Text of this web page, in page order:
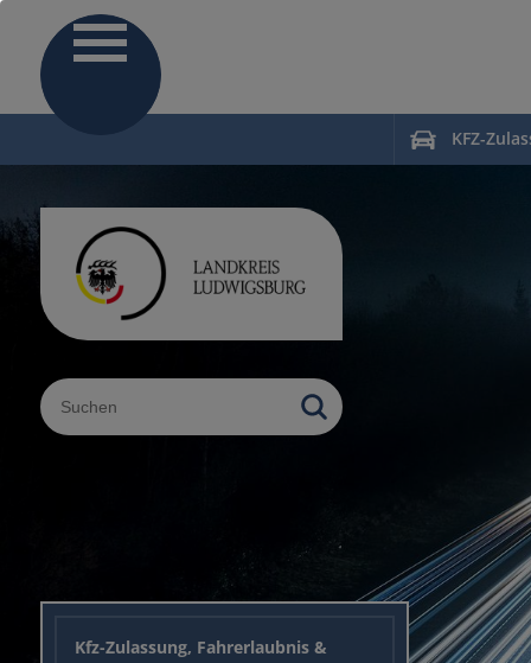
KFZ-
Sucheingabe
Kfz-Zulassung, Fahrerlaubnis &